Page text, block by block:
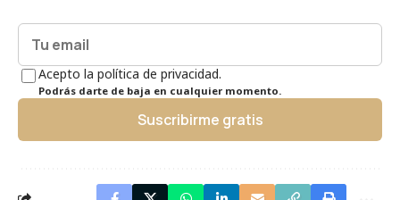
Acepto la política de privacidad.
Podrás darte de baja en cualquier momento.
Suscribirme gratis